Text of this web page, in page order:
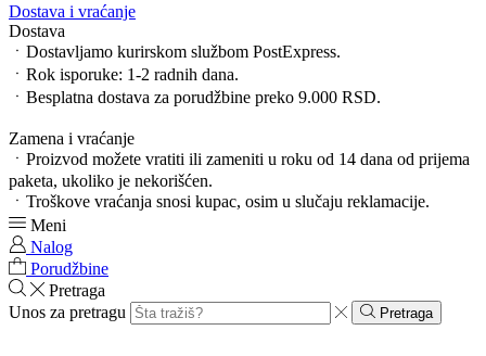
Dostava i vraćanje
Dostava
ㆍDostavljamo kurirskom službom PostExpress.
ㆍRok isporuke: 1-2 radnih dana.
ㆍBesplatna dostava za porudžbine preko 9.000 RSD.
Zamena i vraćanje
ㆍProizvod možete vratiti ili zameniti u roku od 14 dana od prijema
paketa, ukoliko je nekorišćen.
ㆍTroškove vraćanja snosi kupac, osim u slučaju reklamacije.
Meni
Nalog
Porudžbine
Pretraga
Unos za pretragu
Pretraga